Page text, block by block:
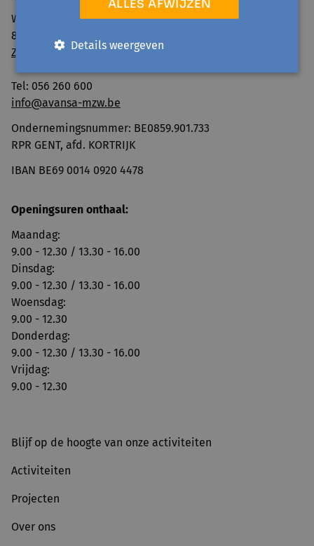
Wandelweg 11
8500 Kortrijk
Zo geraak je er
Tel: 056 260 600
info@avansa-mzw.be
Ondernemingsnummer: BE0859.901.733
RPR GENT, afd. KORTRIJK
IBAN BE69 0014 0920 4478
Openingsuren onthaal:
Maandag:
9.00 - 12.30 / 13.30 - 16.00
Dinsdag:
9.00 - 12.30 / 13.30 - 16.00
Woensdag:
9.00 - 12.30
Donderdag:
9.00 - 12.30 / 13.30 - 16.00
Vrijdag:
9.00 - 12.30
Blijf op de hoogte van onze activiteiten
Activiteiten
Projecten
Over ons
ALLES AFWIJZEN
Details weergeven